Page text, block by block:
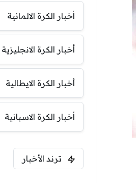
أخبار الكرة الالمانية
أخبار الكرة الانجليزية
أخبار الكرة الايطالية
أخبار الكرة الاسبانية
ترند الأخبار